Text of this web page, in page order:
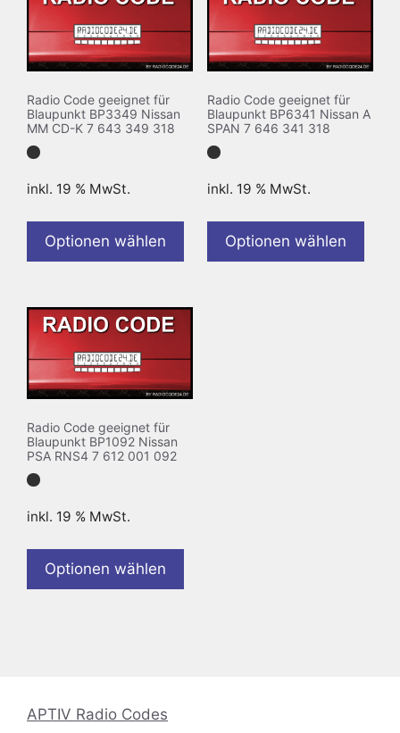
Radio Code geeignet für
Blaupunkt BP3349 Nissan
MM CD-K 7 643 349 318
inkl. 19 % MwSt.
Optionen wählen
Radio Code geeignet für
Blaupunkt BP6341 Nissan A
SPAN 7 646 341 318
inkl. 19 % MwSt.
Optionen wählen
Radio Code geeignet für
Blaupunkt BP1092 Nissan
PSA RNS4 7 612 001 092
inkl. 19 % MwSt.
Optionen wählen
APTIV Radio Codes